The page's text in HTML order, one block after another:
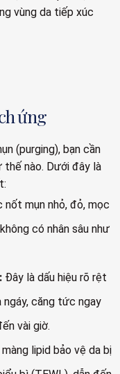
vùng da tiếp xúc
ứng
(purging), bạn cần
thế nào. Dưới đây là
nốt mụn nhỏ, đỏ, mọc
có nhân sâu như
Đây là dấu hiệu rõ rệt
ngáy, căng tức ngay
vài giờ.
lipid bảo vệ da bị